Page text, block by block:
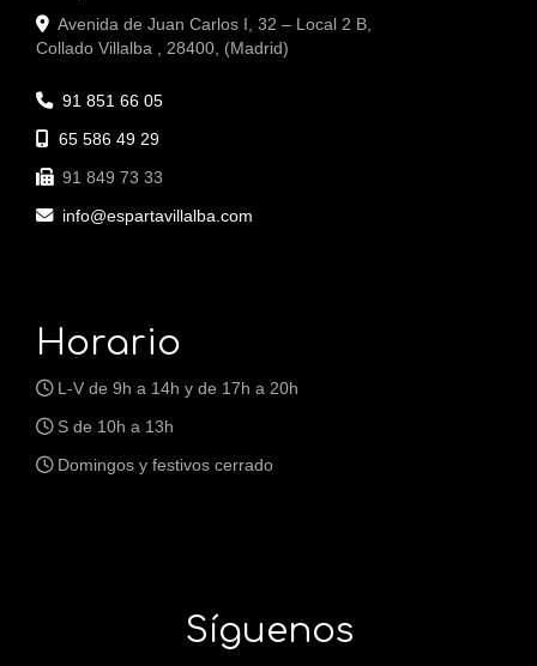
Avenida de Juan Carlos I, 32 – Local 2 B,
Collado Villalba
28400 (Madrid)
91 851 66 05
65 586 49 29
91 849 73 33
info
espartavillalba.com
Horario
L-V de 9h a 14h y de 17h a 20h
S de 10h a 13h
Domingos y festivos cerrado
Síguenos